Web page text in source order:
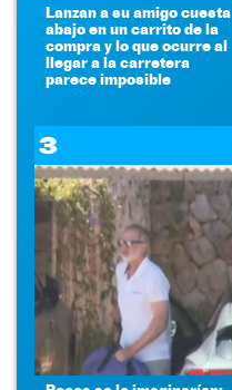
Lanzan a su amigo cuesta
abajo en un carrito de la
compra y lo que ocurre al
llegar a la carretera
parece imposible
3